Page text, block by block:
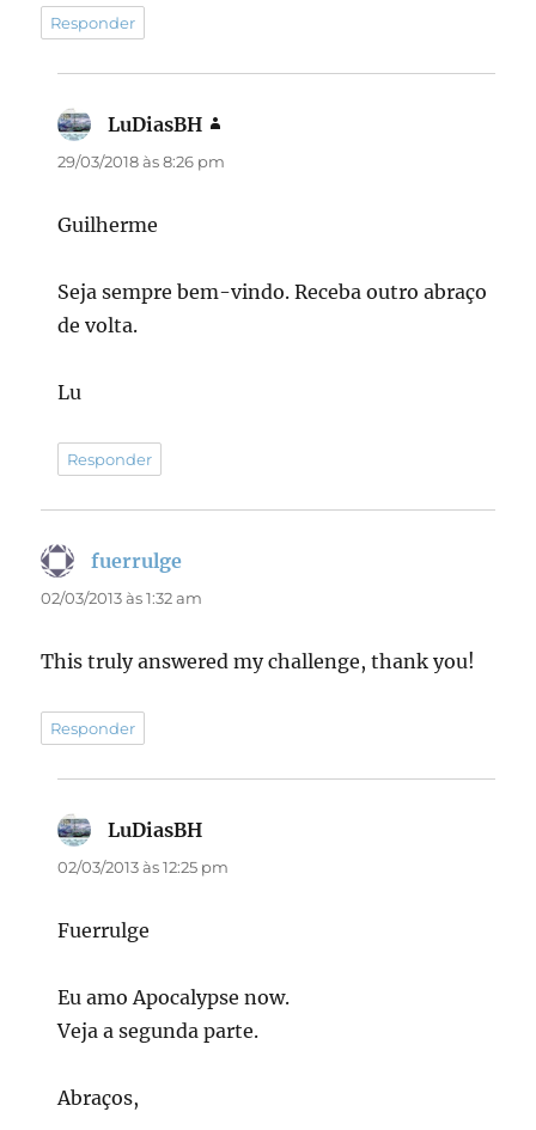
Responder
LuDiasBH
29/03/2018 às 8:26 pm
Guilherme
Seja sempre bem-vindo. Receba outro abraço
de volta.
Lu
Responder
fuerrulge
02/03/2013 às 1:32 am
This truly answered my challenge, thank you!
Responder
LuDiasBH
02/03/2013 às 12:25 pm
Fuerrulge
Eu amo Apocalypse now.
Veja a segunda parte.
Abraços,